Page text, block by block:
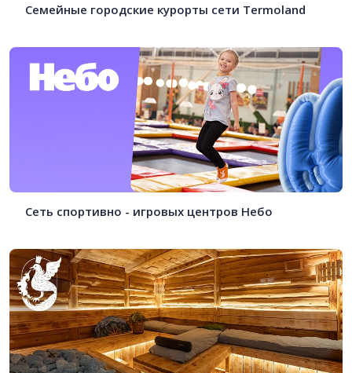
Семейные городские курорты сети Termoland
Сеть спортивно - игровых центров Небо